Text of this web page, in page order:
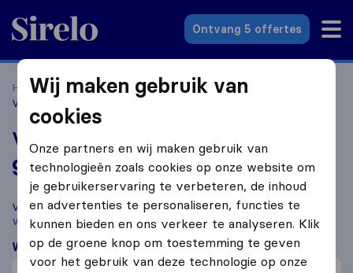
Sirelo.nl
Ontvang 5 offertes
Home Verhuisbedrijven
Verhuisbedrijven Vlaardingen
Verhuisbedrijf Vlaardingen
Verhuisbedrijf Vlaardingen
9,9 gebaseerd op 13
Sirelo en Google reviews
i
Vergelijk Verhuisbedrijf Vlaardingen met andere
verhuisbedrijvenuitVlaardingen
Wat klanten zeggen
Wij maken gebruik van
cookies
Onze partners en wij maken gebruik van
technologieën zoals cookies op onze website om
je gebruikerservaring te verbeteren, de inhoud
en advertenties te personaliseren, functies te
kunnen bieden en ons verkeer te analyseren. Klik
op de groene knop om toestemming te geven
voor het gebruik van deze technologie op onze